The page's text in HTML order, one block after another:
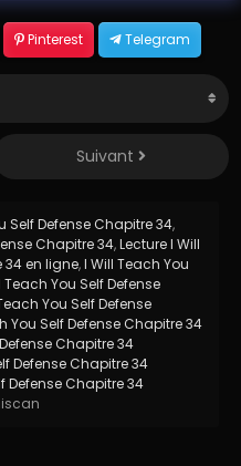
Pinterest Telegram
Suivant
Self Defense Chapitre 34,
Chapitre 34,Lecture I Will
34 en ligne,I Will Teach You
Teach You Self Defense
You Self Defense
You Self Defense Chapitre 34
Chapitre 34
Defense Chapitre 34
Defense Chapitre 34